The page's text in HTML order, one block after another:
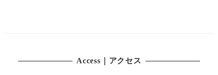
Access｜アクセス